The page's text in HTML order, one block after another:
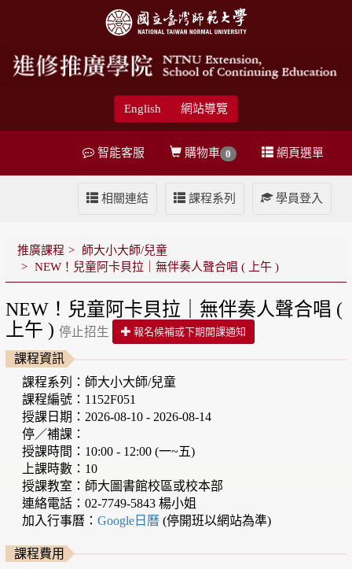
English 網站導覽
網頁選單
購物車 0
智能客服
學員登入
課程系列
相關連結
推廣課程
師大小大師/兒童
NEW！兒童阿卡貝拉｜無伴奏人聲合唱 ( 上午 )
NEW！兒童阿卡貝拉｜無伴奏人聲合唱 (
上午 ) 停止招生 報名候補或下期開課通知
課程資訊
課程系列：師大小大師/兒童
課程編號：1152F051
授課日期：2026-08-10 - 2026-08-14
停／補課：
授課時間：10:00 - 12:00 (一~五)
上課時數：10
授課教室：師大圖書館校區或校本部
連絡電話：02-7749-5843 楊小姐
加入行事曆：Google日曆(停開班以網站為準)
課程費用